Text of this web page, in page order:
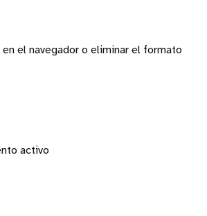
en el navegador o eliminar el formato
activo